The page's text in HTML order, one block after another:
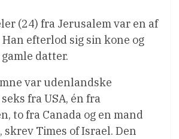
(24) fra Jerusalem var en af
Han efterlod sig sin kone og
datter.
var udenlandske
fra USA, én fra
to fra Canada og en mand
Times of Israel. Den